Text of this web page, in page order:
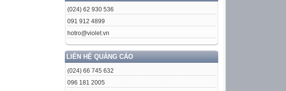
(024) 62 930 536
091 912 4899
hotro@violet.vn
LIÊN HỆ QUẢNG CÁO
(024) 66 745 632
096 181 2005